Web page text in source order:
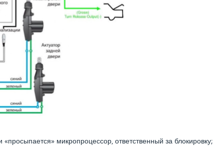
микропроцессор, ответственный за блокировку;